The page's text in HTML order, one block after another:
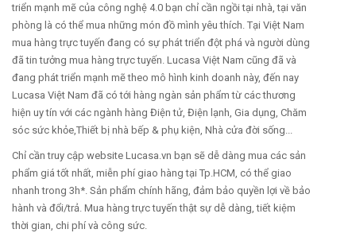
triển mạnh mẽ của công nghệ 4.0 bạn chỉ cần ngồi tại nhà, tại văn
phòng là có thể mua những món đồ mình yêu thích. Tại Việt Nam
mua hàng trực tuyến đang có sự phát triển đột phá và người dùng
đã tin tưởng mua hàng trực tuyến. Lucasa Việt Nam cũng đã và
đang phát triển mạnh mẽ theo mô hình kinh doanh này, đến nay
Lucasa Việt Nam đã có tới hàng ngàn sản phẩm từ các thương
hiện uy tín với các ngành hàng Điện tử, Điện lạnh, Gia dụng, Chăm
sóc sức khỏe,Thiết bị nhà bếp & phụ kiện, Nhà cửa đời sống...
Chỉ cần truy cập website Lucasa.vn bạn sẽ dễ dàng mua các sản
phẩm giá tốt nhất, miễn phí giao hàng tại Tp.HCM, có thể giao
nhanh trong 3h*. Sản phẩm chính hãng, đảm bảo quyền lợi về bảo
hành và đổi/trả. Mua hàng trực tuyến thật sự dễ dàng, tiết kiệm
thời gian, chi phí và công sức.